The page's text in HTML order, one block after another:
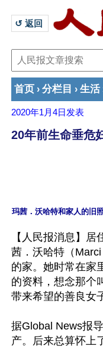
↺ 返回
首页 › 分栏目 › 生活
2020年1月4日 发表
20年前生命垂危
【人民报消息】
茜．沃哈特（
的家。她时常在家
的资料，想念那个
带来希望的善良女
据Global News报
产。后来总算怀上